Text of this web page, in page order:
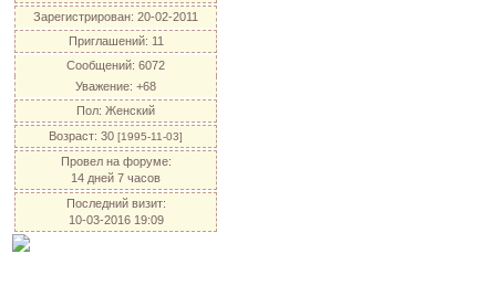
Зарегистрирован: 20-02-2011
Приглашений: 11
Сообщений: 6072
Уважение: +68
Пол: Женский
Возраст: 30 [1995-11-03]
Провел на форуме:
14 дней 7 часов
Последний визит:
10-03-2016 19:09